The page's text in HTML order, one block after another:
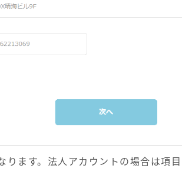
ます。法人アカウントの場合は項目